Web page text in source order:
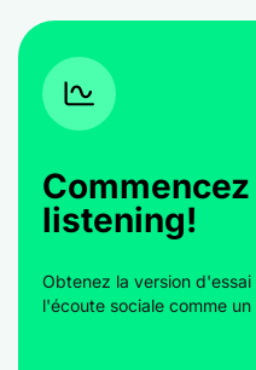
listening!
Obtenez la version
l'écoute sociale comme un